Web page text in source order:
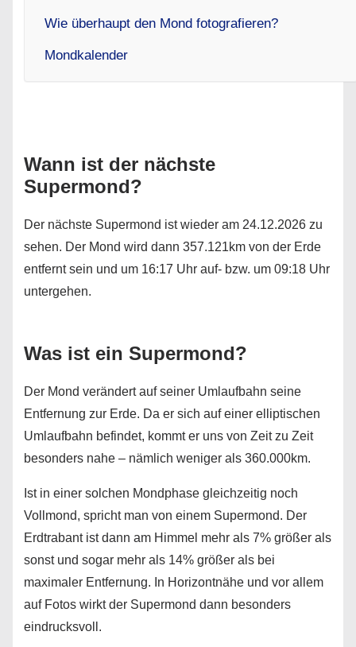
Wie überhaupt den Mond fotografieren?
Mondkalender
Wann ist der nächste
Supermond?
Der nächste Supermond ist wieder am 24.12.2026 zu
sehen. Der Mond wird dann 357.121km von der Erde
entfernt sein und um 16:17 Uhr auf- bzw. um 09:18 Uhr
untergehen.
Was ist ein Supermond?
Der Mond verändert auf seiner Umlaufbahn seine
Entfernung zur Erde. Da er sich auf einer elliptischen
Umlaufbahn befindet, kommt er uns von Zeit zu Zeit
besonders nahe – nämlich weniger als 360.000km.
Ist in einer solchen Mondphase gleichzeitig noch
Vollmond, spricht man von einem Supermond. Der
Erdtrabant ist dann am Himmel mehr als 7% größer als
sonst und sogar mehr als 14% größer als bei
maximaler Entfernung. In Horizontnähe und vor allem
auf Fotos wirkt der Supermond dann besonders
eindrucksvoll.